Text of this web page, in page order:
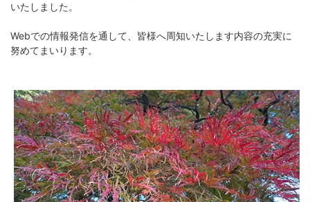
いたしました。
Webでの情報発信を通して、皆様へ周知いたします内容の充実に
努めてまいります。